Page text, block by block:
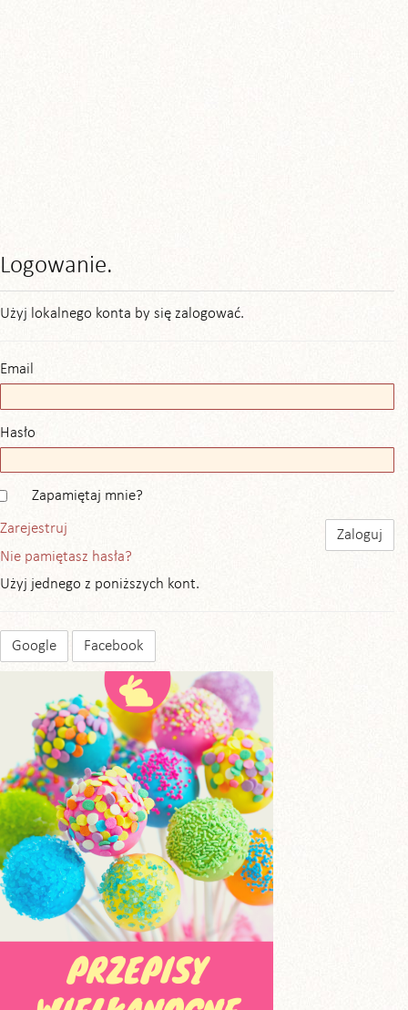
Logowanie.
Użyj lokalnego konta by się zalogować.
Email
Hasło
Zapamiętaj mnie?
Zarejestruj
Nie pamiętasz hasła?
Użyj jednego z poniższych kont.
Google Facebook